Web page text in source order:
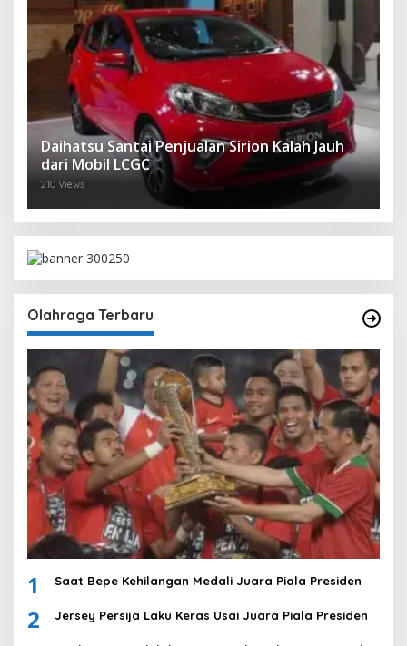
Daihatsu Santai Penjualan Sirion Kalah Jauh
dari Mobil LCGC
210 Views
Olahraga Terbaru
1 Saat Bepe Kehilangan Medali Juara Piala Presiden
2 Jersey Persija Laku Keras Usai Juara Piala Presiden